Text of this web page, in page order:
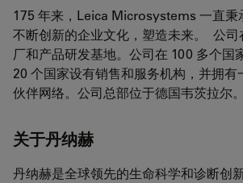
175 年来，Leica Microsystems 一直秉
不断创新的企业文化，塑造未来。 公司
厂和产品研发基地。公司在 100 多个国
20 个国家设有销售和服务机构，并拥有
伙伴网络。公司总部位于德国韦茨拉尔。
关于丹纳赫
丹纳赫是全球领先的生命科学和诊断创